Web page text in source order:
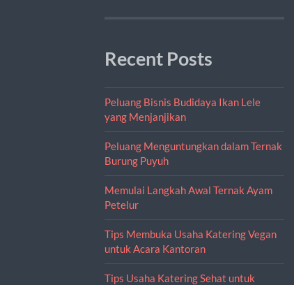
Recent Posts
Peluang Bisnis Budidaya Ikan Lele
yang Menjanjikan
Peluang Menguntungkan dalam Ternak
Burung Puyuh
Memulai Langkah Awal Ternak Ayam
Petelur
Tips Membuka Usaha Katering Vegan
untuk Acara Kantoran
Tips Usaha Katering Sehat untuk